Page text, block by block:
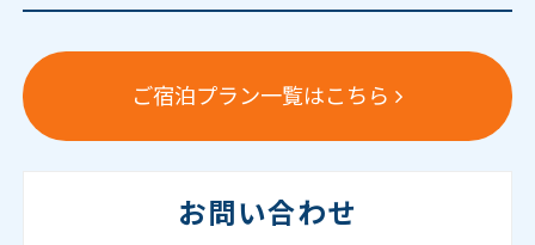
ご宿泊プラン一覧はこちら
お問い合わせ